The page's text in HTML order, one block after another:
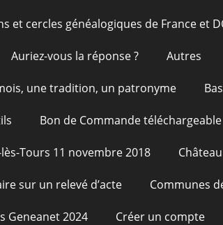
et cercles généalogiques de France et
Auriez-vous la réponse ? Autres
une tradition, un patronyme
Bon de Commande téléchargeable
Tours 11 novembre 2018
sur un relevé d’acte Communes
Geneanet 2024 Créer un compte